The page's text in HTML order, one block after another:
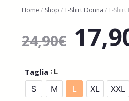
Home / Shop /T-Shirt Donna / T-Shirt
24,90€
Taglia : L
S M L XL XXL